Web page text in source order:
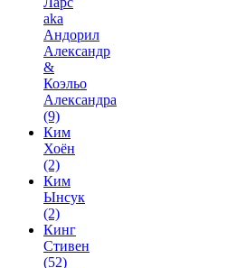
aka
Андорил
Александр
&
Коэльо
Александра
(9)
Ким
Хоён
(2)
Ким
Ынсук
(2)
Кинг
Стивен
(52)